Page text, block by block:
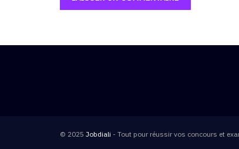
© 2025 Jobdiali - Tout pour réussir vos concours et